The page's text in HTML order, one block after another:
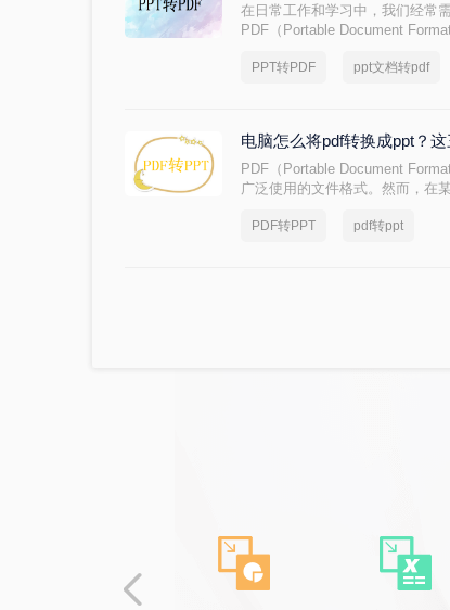
在日常工作和学习中，我们经常
PDF（Portable Document
本文将详细介绍几种常用的PPT
PPT转PDF ppt文档转pdf
电脑怎么将pdf转换成ppt？
PDF（Portable Document
广泛使用的文件格式。然而，在
么将pdf转换成ppt。
PDF转PPT pdf转ppt